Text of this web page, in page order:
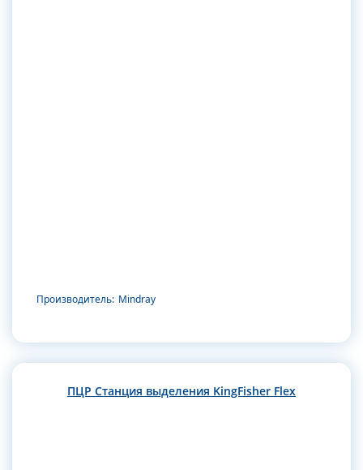
Производитель: Mindray
ПЦР Станция выделения KingFisher Flex